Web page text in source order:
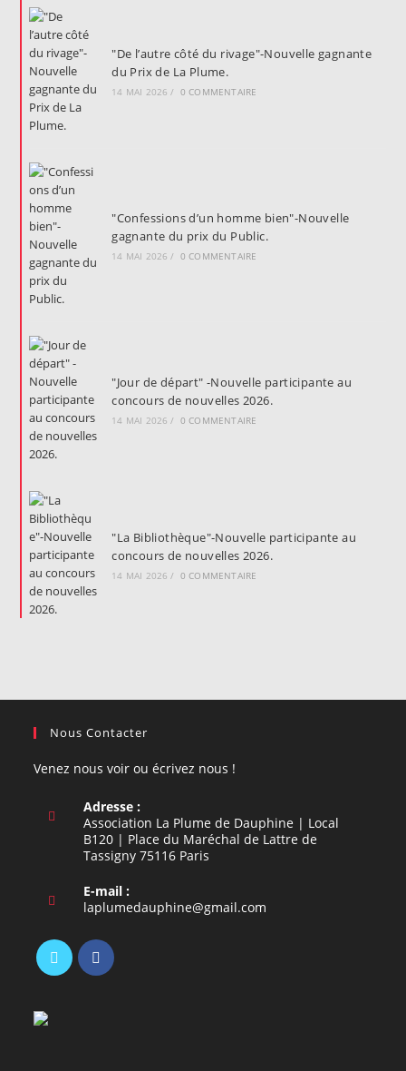
"De l’autre côté du rivage"-Nouvelle gagnante
du Prix de La Plume.
14 MAI 2026 / 0 COMMENTAIRE
"Confessions d’un homme bien"-Nouvelle
gagnante du prix du Public.
14 MAI 2026 / 0 COMMENTAIRE
"Jour de départ" -Nouvelle participante au
concours de nouvelles 2026.
14 MAI 2026 / 0 COMMENTAIRE
"La Bibliothèque"-Nouvelle participante au
concours de nouvelles 2026.
14 MAI 2026 / 0 COMMENTAIRE
Nous Contacter
Venez nous voir ou écrivez nous !
Adresse :
Association La Plume de Dauphine | Local
B120 | Place du Maréchal de Lattre de
Tassigny 75116 Paris
E-mail :
laplumedauphine@gmail.com
dans
un